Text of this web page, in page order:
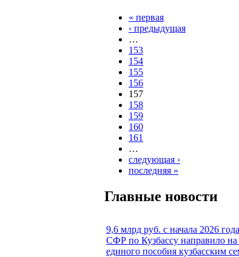
« первая
‹ предыдущая
…
153
154
155
156
157
158
159
160
161
…
следующая ›
последняя »
Главные новости
9,6 млрд руб. с начала 2026
СФР по Кузбассу направило
единого пособия кузбасским